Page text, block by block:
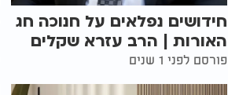
חידושים נפלאים על חנוכה חג
האורות | הרב עזרא שקלים
פורסם לפני 1 שנים